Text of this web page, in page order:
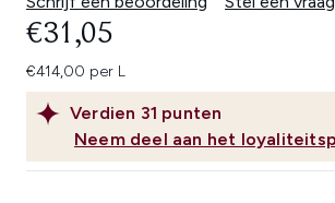
beoordelingen.
Verdien 31 punten
Neem deel aan het
€31,05
€414,00 per L